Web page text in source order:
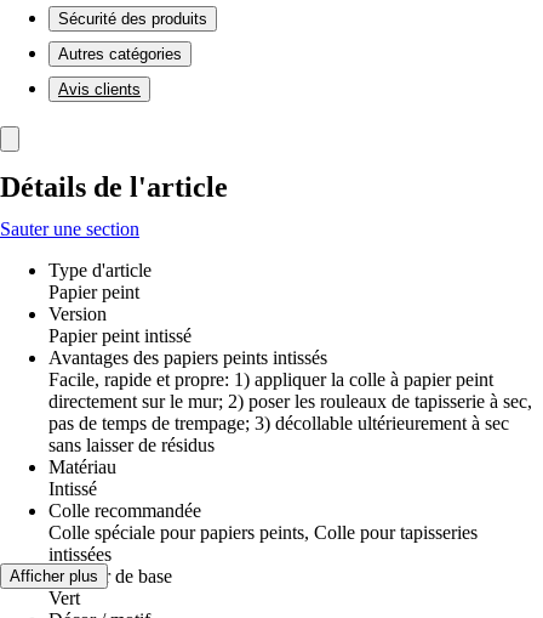
Sécurité des produits
Autres catégories
Avis clients
Détails de l'article
Sauter une section
Type d'article
Papier peint
Version
Papier peint intissé
Avantages des papiers peints intissés
Facile, rapide et propre: 1) appliquer la colle à papier peint
directement sur le mur; 2) poser les rouleaux de tapisserie à sec,
pas de temps de trempage; 3) décollable ultérieurement à sec
sans laisser de résidus
Matériau
Intissé
Colle recommandée
Colle spéciale pour papiers peints, Colle pour tapisseries
intissées
Couleur de base
Vert
Afficher plus